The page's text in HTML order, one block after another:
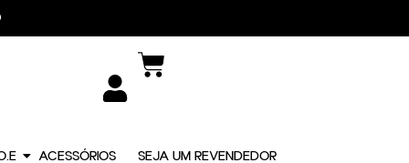
ACESSÓRIOS SEJA UM REVENDEDOR